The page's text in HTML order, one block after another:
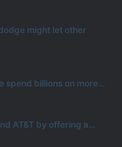
might let other
spend billions on more…
AT&T by offering a…